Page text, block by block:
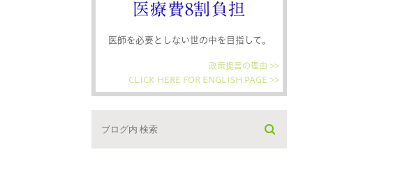
医療費8割負担
医師を必要としない世の中を目指して。
政策提言の理由 >>
CLICK HERE FOR ENGLISH PAGE >>